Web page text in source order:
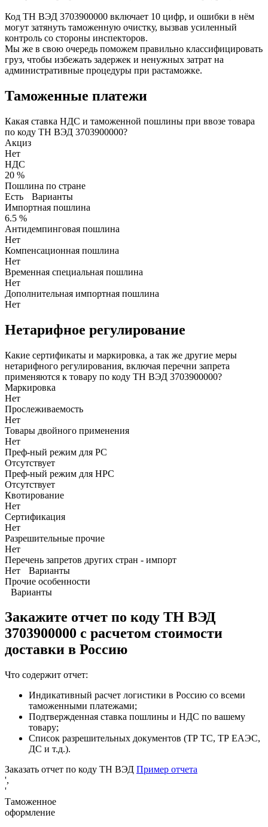
Код ТН ВЭД 3703900000 включает 10 цифр, и ошибки в нём
могут затянуть таможенную очистку, вызвав усиленный
контроль со стороны инспекторов.
Мы же в свою очередь поможем правильно классифицировать
груз, чтобы избежать задержек и ненужных затрат на
административные процедуры при растаможке.
Таможенные платежи
Какая ставка НДС и таможенной пошлины при ввозе товара
по коду ТН ВЭД 3703900000?
Акциз
Нет
НДС
20 %
Пошлина по стране
Есть
Варианты
Импортная пошлина
6.5 %
Антидемпинговая пошлина
Нет
Компенсационная пошлина
Нет
Временная специальная пошлина
Нет
Дополнительная импортная пошлина
Нет
Нетарифное регулирование
Какие сертификаты и маркировка, а так же другие меры
нетарифного регулирования, включая перечни запрета
применяются к товару по коду ТН ВЭД 3703900000?
Маркировка
Нет
Прослеживаемость
Нет
Товары двойного применения
Нет
Преф-ный режим для РС
Отсутствует
Преф-ный режим для НРС
Отсутствует
Квотирование
Нет
Сертификация
Нет
Разрешительные прочие
Нет
Перечень запретов других стран - импорт
Нет
Варианты
Прочие особенности
Варианты
Закажите отчет по коду ТН ВЭД
3703900000 с расчетом стоимости
доставки в Россию
Что содержит отчет:
Индикативный расчет логистики в Россию со всеми
таможенными платежами;
Подтвержденная ставка пошлины и НДС по вашему
товару;
Список разрешительных документов (ТР ТС, ТР ЕАЭС,
ДС и т.д.).
Заказать отчет по коду ТН ВЭД Пример отчета
',
'
Таможенное
оформление